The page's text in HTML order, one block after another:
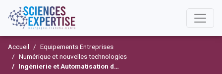
Accueil
Equipements Entreprises
Numérique et nouvelles technologies
Ingénierie et Automatisation des Systèmes Pluritechniques